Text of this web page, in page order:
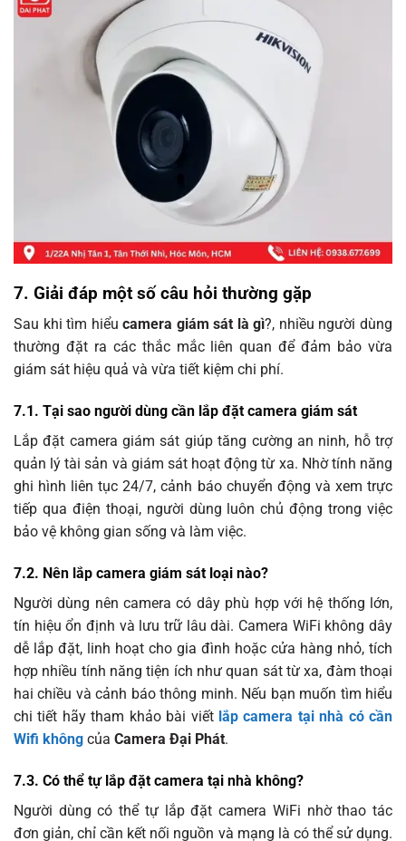
7. Giải đáp một số câu hỏi thường gặp
Sau khi tìm hiểucamera giám sát là gì?, nhiều người dùng
thường đặt ra các thắc mắc liên quan để đảm bảo vừa
giám sát hiệu quả và vừa tiết kiệm chi phí.
7.1. Tại sao người dùng cần lắp đặt camera giám sát
Lắp đặt camera giám sát giúp tăng cường an ninh, hỗ trợ
quản lý tài sản và giám sát hoạt động từ xa. Nhờ tính năng
ghi hình liên tục 24/7, cảnh báo chuyển động và xem trực
tiếp qua điện thoại, người dùng luôn chủ động trong việc
bảo vệ không gian sống và làm việc.
7.2. Nên lắp camera giám sát loại nào?
Người dùng nên camera có dây phù hợp với hệ thống lớn,
tín hiệu ổn định và lưu trữ lâu dài. Camera WiFi không dây
dễ lắp đặt, linh hoạt cho gia đình hoặc cửa hàng nhỏ, tích
hợp nhiều tính năng tiện ích như quan sát từ xa, đàm thoại
hai chiều và cảnh báo thông minh. Nếu bạn muốn tìm hiểu
chi tiết hãy tham khảo bài viết lắp camera tại nhà có cần
Wifi không của Camera Đại Phát.
7.3. Có thể tự lắp đặt camera tại nhà không?
Người dùng có thể tự lắp đặt camera WiFi nhờ thao tác
đơn giản, chỉ cần kết nối nguồn và mạng là có thể sử dụng.